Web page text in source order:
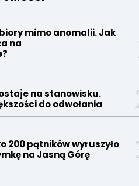
mimo anomalii. Jak
na
na stanowisku.
do odwołania
200 pątników wyruszyło
na Jasną Górę